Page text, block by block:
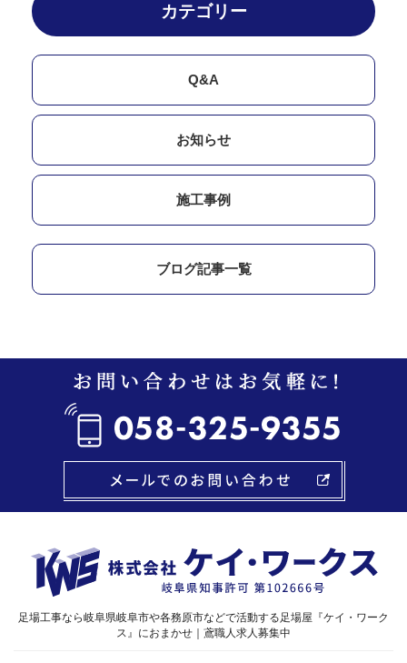
カテゴリー
Q&A
お知らせ
施工事例
ブログ記事一覧
足場工事なら岐阜県岐阜市や各務原市などで活動する足場屋『ケイ・ワーク
ス』におまかせ｜鳶職人求人募集中